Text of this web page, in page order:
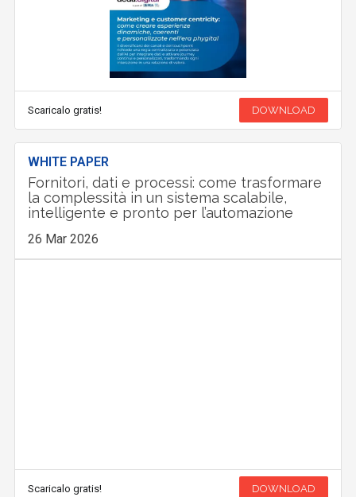
Scaricalo gratis! DOWNLOAD
WHITE PAPER
Fornitori, dati e processi: come trasformare
la complessità in un sistema scalabile,
intelligente e pronto per l’automazione
26 Mar 2026
Scaricalo gratis! DOWNLOAD